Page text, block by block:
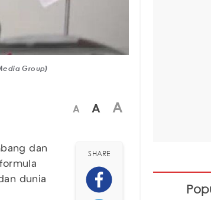
Group)
A A A
dan
dunia
SHARE